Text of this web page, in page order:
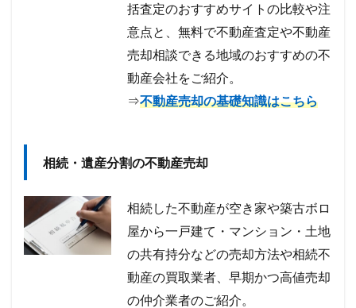
括査定のおすすめサイトの比較や注
意点と、無料で不動産査定や不動産
売却相談できる地域のおすすめの不
動産会社をご紹介。
⇒不動産売却の基礎知識はこちら
相続・遺産分割の不動産売却
相続した不動産が空き家や築古ボロ
屋から一戸建て・マンション・土地
の共有持分などの売却方法や相続不
動産の買取業者、早期かつ高値売却
の仲介業者のご紹介。